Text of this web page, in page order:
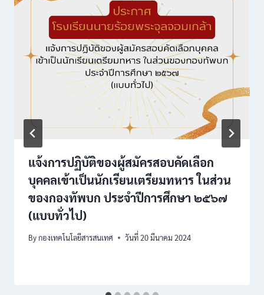
แจ้งการปฏิบัติของผู้สมัครสอบคัดเลือก
บุคคลเข้าเป็นนักเรียนเตรียมทหาร ในส่วน
ของกองทัพบก ประจำปีการศึกษา ๒๕๖๗
(แบบทั่วไป)
Byกองเทคโนโลยีสารสนเทศ วันที่ 20 มีนาคม 2024